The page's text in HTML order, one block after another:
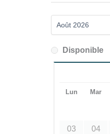
Disponible
Lun Mar
03 04